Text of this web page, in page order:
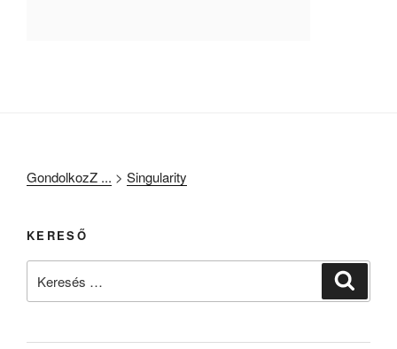
GondolkozZ ... > Singularity
KERESŐ